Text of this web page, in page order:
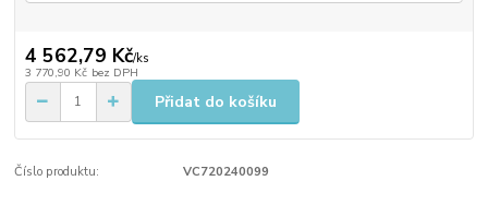
4 562,79 Kč/ks
3 770,90 Kč bez DPH
Přidat do košíku
Číslo produktu: VC720240099